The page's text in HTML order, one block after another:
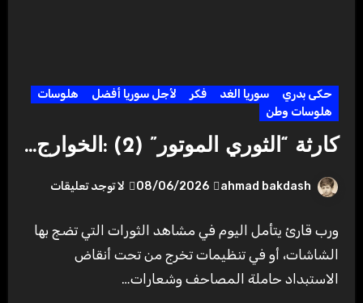
حكى بدري سوريا الغد فكر لأجل سوريا أفضل
هلوسات
هلوسات وطن
كارثة “الثوري الموتور” (2) :الخوارج…
ahmad bakdash
08/06/2026 لا توجد تعليقات
ورب قارئ يتأمل اليوم في مشاهد الثورات التي تضج بها
الشاشات، أو في تنظيمات تخرج من تحت أنقاض
الاستبداد حاملة المصاحف وشعارات…